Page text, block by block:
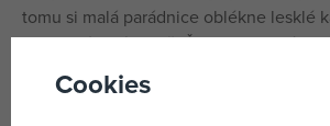
tomu si malá parádnice oblékne lesklé
akvamarínové barvě. Švy na kalhotách
dlaždičky v bazénu.
Cookies